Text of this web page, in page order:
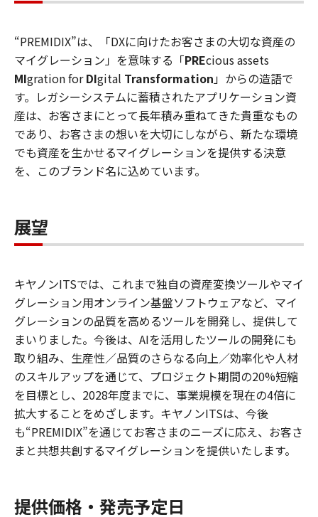
“PREMIDIX”は、「DXに向けたお客さまの大切な資産の
マイグレーション」を意味する「PREcious assets
MIgration forDIgital Transformation」からの造語で
す。レガシーシステムに蓄積されたアプリケーション資
産は、お客さまにとって長年積み重ねてきた貴重なもの
であり、お客さまの想いを大切にしながら、新たな環境
でも資産を生かせるマイグレーションを提供する決意
を、このブランド名に込めています。
展望
キヤノンITSでは、これまで独自の資産変換ツールやマイ
グレーション用オンライン基盤ソフトウェアなど、マイ
グレーションの品質を高めるツールを開発し、提供して
まいりました。今後は、 AIを活用したツールの開発にも
取り組み、生産性／品質のさらなる向上／効率化や人材
のスキルアップを通じて、 プロジェクト期間の20%短縮
を目標とし、 2028年度までに、事業規模を現在の4倍に
拡大することをめざします。キヤノンITSは、今後
も“PREMIDIX”を通じてお客さまのニーズに応え、お客さ
まと共想共創するマイグレーションを提供いたします。
提供価格・発売予定日